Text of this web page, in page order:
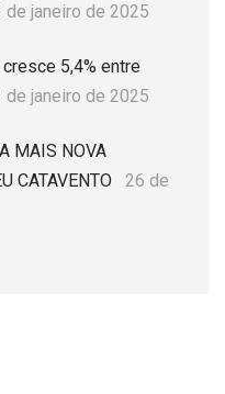
de janeiro de 2025
5,4% entre
de janeiro de 2025
MAIS NOVA
CATAVENTO
26 de